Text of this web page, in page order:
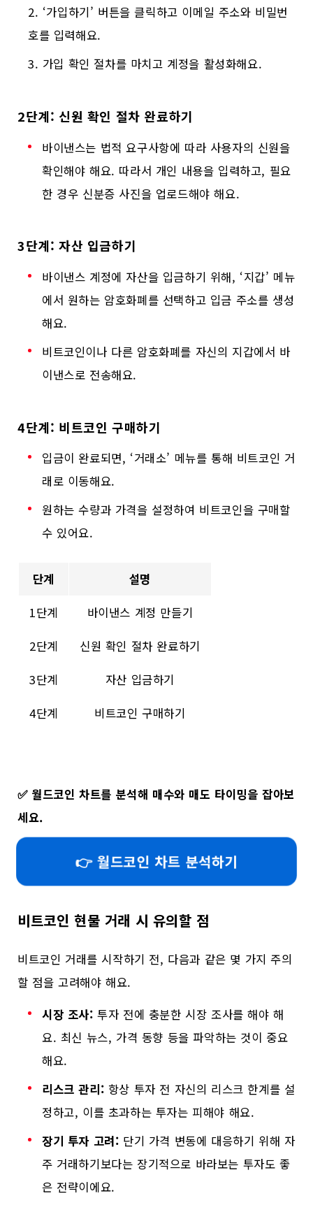
‘가입하기’ 버튼을 클릭하고 이메일 주소와 비밀번
호를 입력해요.
가입 확인 절차를 마치고 계정을 활성화해요.
2단계: 신원 확인 절차 완료하기
바이낸스는 법적 요구사항에 따라 사용자의 신원을
확인해야 해요. 따라서 개인 내용을 입력하고, 필요
한 경우 신분증 사진을 업로드해야 해요.
3단계: 자산 입금하기
바이낸스 계정에 자산을 입금하기 위해, ‘지갑’ 메뉴
에서 원하는 암호화폐를 선택하고 입금 주소를 생성
해요.
비트코인이나 다른 암호화폐를 자신의 지갑에서 바
이낸스로 전송해요.
4단계: 비트코인 구매하기
입금이 완료되면, ‘거래소’ 메뉴를 통해 비트코인 거
래로 이동해요.
원하는 수량과 가격을 설정하여 비트코인을 구매할
수 있어요.
단계
설명
1단계
바이낸스 계정 만들기
2단계
신원 확인 절차 완료하기
3단계
자산 입금하기
4단계
비트코인 구매하기
✅ 월드코인 차트를 분석해 매수와 매도 타이밍을 잡아보
세요.
👉 월드코인 차트 분석하기
비트코인 현물 거래 시 유의할 점
비트코인 거래를 시작하기 전, 다음과 같은 몇 가지 주의
할 점을 고려해야 해요.
시장 조사: 투자 전에 충분한 시장 조사를 해야 해
요. 최신 뉴스, 가격 동향 등을 파악하는 것이 중요
해요.
리스크 관리: 항상 투자 전 자신의 리스크 한계를 설
정하고, 이를 초과하는 투자는 피해야 해요.
장기 투자 고려: 단기 가격 변동에 대응하기 위해 자
주 거래하기보다는 장기적으로 바라보는 투자도 좋
은 전략이에요.